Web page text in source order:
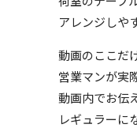
アレンジしや
動画のここだ
営業マンが実
動画内でお伝
レギュラーに